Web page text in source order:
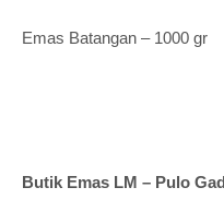
Emas Batangan –
Butik Emas LM – Pulo